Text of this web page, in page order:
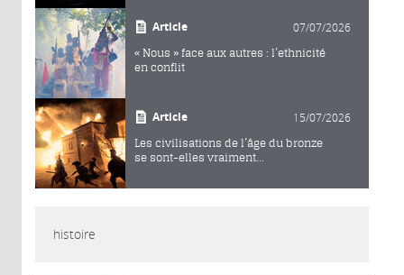
Article 07/07/2026
« Nous » face aux autres : l’ethnicité
en conflit
Article 15/07/2026
Les civilisations de l’âge du bronze
se sont-elles vraiment...
histoire